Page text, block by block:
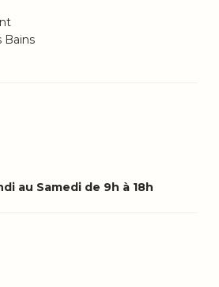
Bains
au Samedi de 9h à 18h